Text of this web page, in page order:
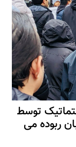
توسط
ربوده می